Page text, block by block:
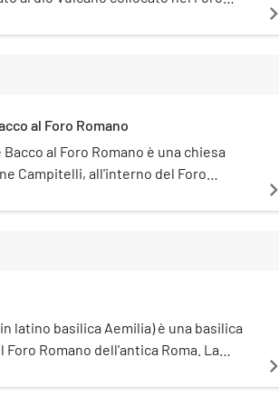
del Campidoglio situata nell'angolo
al dio e un fuoco perenne.
navigate_next
al Foro Romano
al Foro Romano è una chiesa
Campitelli, all'interno del Foro
navigate_next
latino basilica Aemilia) è una basilica
Romano dell'antica Roma. La
dell'epoca repubblicana a Roma,
navigate_next